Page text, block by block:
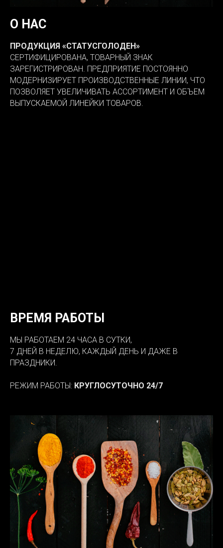
О НАС
ПРОДУКЦИЯ «СТАТУСГОЛОДЕН»
СЕРТИФИЦИРОВАНА, ТОВАРНЫЙ ЗНАК
ЗАРЕГИСТРИРОВАН. ПРЕДПРИЯТИЕ ПОСТОЯННО
МОДЕРНИЗИРУЕТ ПРОИЗВОДСТВЕННЫЕ ЛИНИИ, ЧТО
ПОЗВОЛЯЕТ УВЕЛИЧИВАТЬ АССОРТИМЕНТ И ОБЪЕМ
ВЫПУСКАЕМОЙ ЛИНЕЙКИ ТОВАРОВ.
ВРЕМЯ РАБОТЫ
МЫ РАБОТАЕМ 24 ЧАСА В СУТКИ,
7 ДНЕЙ В НЕДЕЛЮ, КАЖДЫЙ ДЕНЬ И ДАЖЕ В
ПРАЗДНИКИ.
РЕЖИМ РАБОТЫ: КРУГЛОСУТОЧНО 24/7